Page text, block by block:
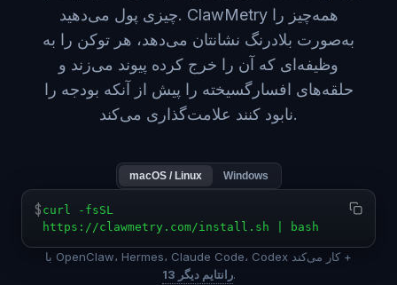
چیزی پول می‌دهید. ClawMetry همه‌چیز را
به‌صورت بلادرنگ نشانتان می‌دهد، هر توکن را به
وظیفه‌ای که آن را خرج کرده پیوند می‌زند و
حلقه‌های افسارگسیخته را پیش از آنکه بودجه را
نابود کنند علامت‌گذاری می‌کند.
macOS / Linux Windows
$ curl -fsSL
https://clawmetry.com/install.sh | bash
با OpenClaw، Hermes، Claude Code، Codex کار می‌کند +
13 رانتایم دیگر.